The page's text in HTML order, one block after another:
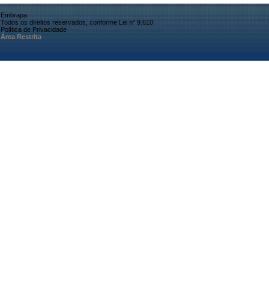
Embrapa
Todos os direitos reservados, conforme Lei n° 9.610
Política de Privacidade
Área Restrita